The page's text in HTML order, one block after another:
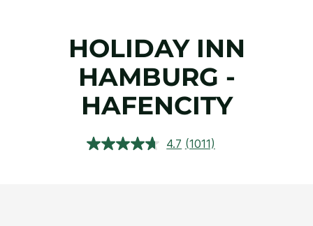
HOLIDAY INN
HAMBURG -
HAFENCITY
4.7 อ่าน
(1011)